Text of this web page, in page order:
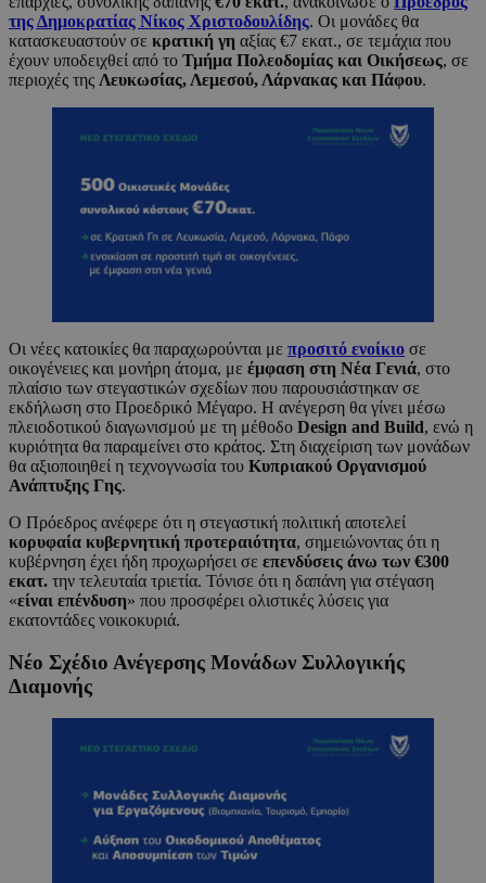
της Δημοκρατίας Νίκος Χριστοδουλίδης. Οι μονάδες θα
κατασκευαστούν σε κρατική γη αξίας €7 εκατ., σε τεμάχια που
έχουν υποδειχθεί από το Τμήμα Πολεοδομίας και Οικήσεως, σε
περιοχές της Λευκωσίας, Λεμεσού, Λάρνακας και Πάφου.
Οι νέες κατοικίες θα παραχωρούνται με προσιτό ενοίκιο σε
οικογένειες και μονήρη άτομα, με έμφαση στη Νέα Γενιά, στο
πλαίσιο των στεγαστικών σχεδίων που παρουσιάστηκαν σε
εκδήλωση στο Προεδρικό Μέγαρο. Η ανέγερση θα γίνει μέσω
πλειοδοτικού διαγωνισμού με τη μέθοδο Design and Build, ενώ η
κυριότητα θα παραμείνει στο κράτος. Στη διαχείριση των μονάδων
θα αξιοποιηθεί η τεχνογνωσία του Κυπριακού Οργανισμού
Ανάπτυξης Γης.
Ο Πρόεδρος ανέφερε ότι η στεγαστική πολιτική αποτελεί
κορυφαία κυβερνητική προτεραιότητα, σημειώνοντας ότι η
κυβέρνηση έχει ήδη προχωρήσει σε επενδύσεις άνω των €300
εκατ. την τελευταία τριετία. Τόνισε ότι η δαπάνη για στέγαση
«είναι επένδυση» που προσφέρει ολιστικές λύσεις για
εκατοντάδες νοικοκυριά.
Νέο Σχέδιο Ανέγερσης Μονάδων Συλλογικής
Διαμονής